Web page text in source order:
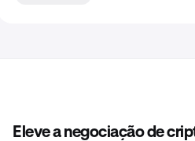
Eleve a negociação de